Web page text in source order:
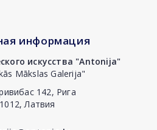
информация
искусства "Antonija"
Mākslas Galerija"
142, Рига
Латвия